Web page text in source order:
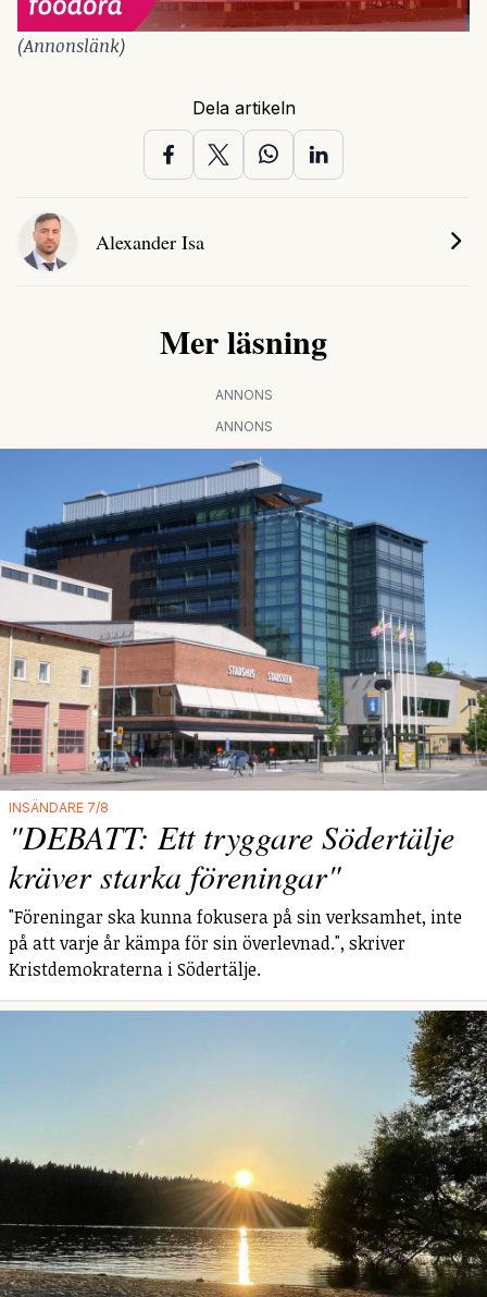
(Annonslänk)
Dela artikeln
Alexander Isa
Mer läsning
ANNONS
ANNONS
INSÄNDARE 7/8
"DEBATT: Ett tryggare Södertälje
kräver starka föreningar"
"Föreningar ska kunna fokusera på sin verksamhet, inte
på att varje år kämpa för sin överlevnad.", skriver
Kristdemokraterna i Södertälje.